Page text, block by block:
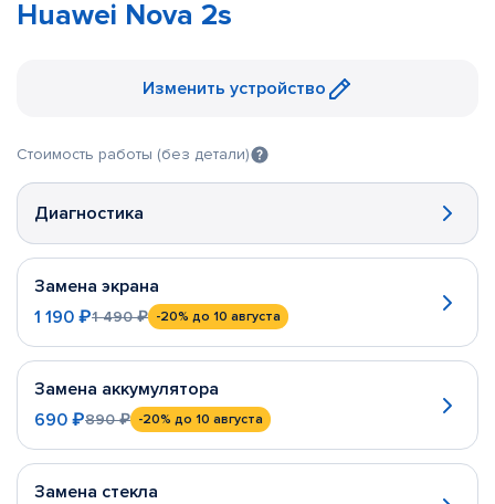
Huawei Nova 2s
Изменить устройство
Стоимость работы (без детали)
Диагностика
Замена экрана
1 190 ₽1 490 ₽ -20% до 10 августа
Замена аккумулятора
690 ₽890 ₽ -20% до 10 августа
Замена стекла